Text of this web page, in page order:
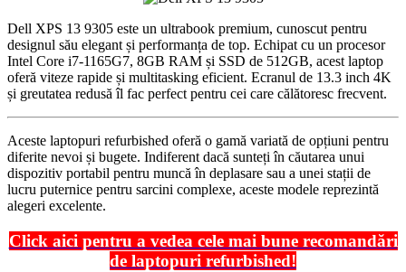
Dell XPS 13 9305 este un ultrabook premium, cunoscut pentru
designul său elegant și performanța de top. Echipat cu un procesor
Intel Core i7-1165G7, 8GB RAM și SSD de 512GB, acest laptop
oferă viteze rapide și multitasking eficient. Ecranul de 13.3 inch 4K
și greutatea redusă îl fac perfect pentru cei care călătoresc frecvent.
Aceste laptopuri refurbished oferă o gamă variată de opțiuni pentru
diferite nevoi și bugete. Indiferent dacă sunteți în căutarea unui
dispozitiv portabil pentru muncă în deplasare sau a unei stații de
lucru puternice pentru sarcini complexe, aceste modele reprezintă
alegeri excelente.
Click aici pentru a vedea cele mai bune recomandări
de laptopuri refurbished!